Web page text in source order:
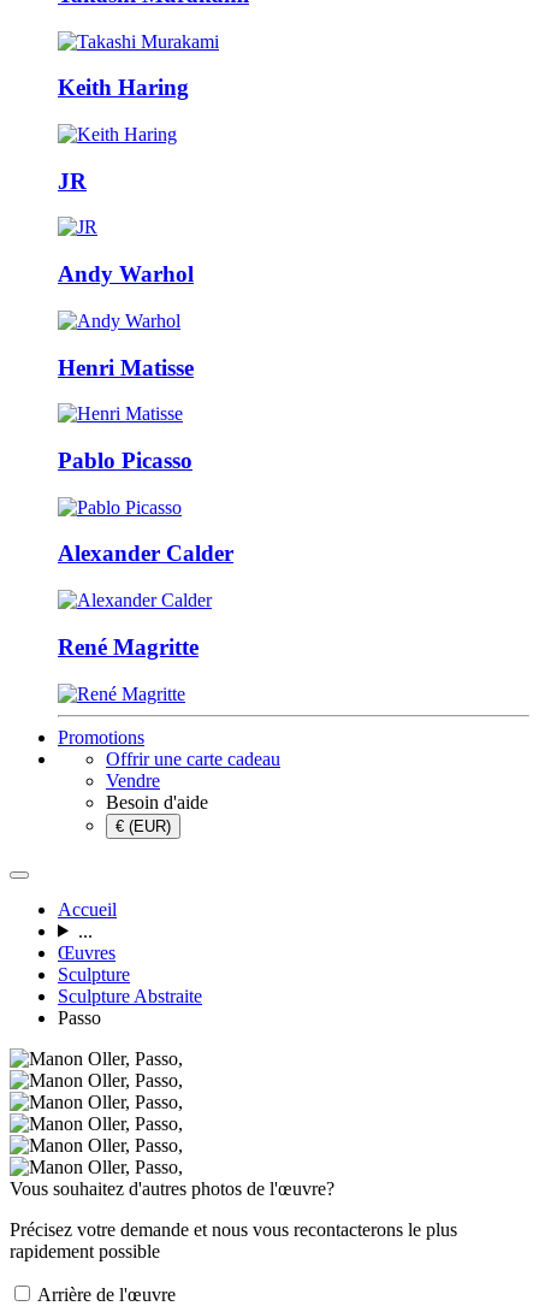
Keith Haring
JR
Andy Warhol
Henri Matisse
Pablo Picasso
Alexander Calder
René Magritte
Promotions
Offrir une carte cadeau
Vendre
Besoin d'aide
€ (EUR)
Accueil
...
Œuvres
Sculpture
Sculpture Abstraite
Passo
Vous souhaitez d'autres photos de l'œuvre?
Précisez votre demande et nous vous recontacterons le plus
rapidement possible
Arrière de l'œuvre